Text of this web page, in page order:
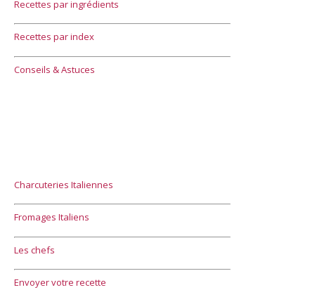
Recettes par ingrédients
Recettes par index
Conseils & Astuces
Charcuteries Italiennes
Fromages Italiens
Les chefs
Envoyer votre recette